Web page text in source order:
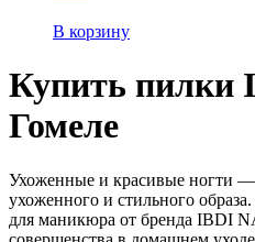
В корзину
Купить пилки
Гомеле
Ухоженные и красивые ногти —
ухоженного и стильного
для маникюра от бренда IBDI